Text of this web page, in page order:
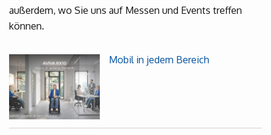
außerdem, wo Sie uns auf Messen und Events treffen
können.
Mobil in jedem Bereich